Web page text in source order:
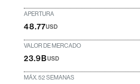
APERTURA
48.77USD
VALOR DE MERCADO
23.9BUSD
MÁX. 52 SEMANAS